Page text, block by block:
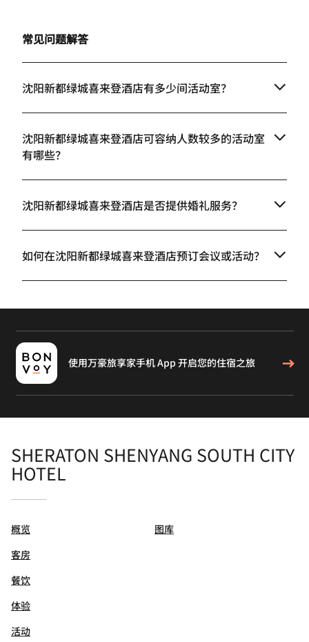
常见问题解答
沈阳新都绿城喜来登酒店有多少间活动室？
沈阳新都绿城喜来登酒店可容纳人数较多的活动室
有哪些？
沈阳新都绿城喜来登酒店是否提供婚礼服务？
如何在沈阳新都绿城喜来登酒店预订会议或活动？
使用万豪旅享家手机 App 开启您的住宿之旅
SHERATON SHENYANG SOUTH CITY
HOTEL
概览
客房
餐饮
体验
活动
图库